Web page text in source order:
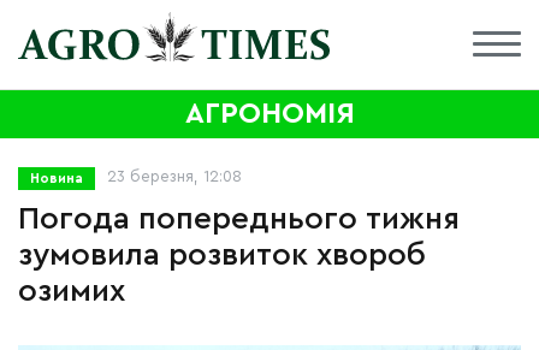
АГРОНОМІЯ
Новина 23 березня, 12:08
Погода попереднього тижня
зумовила розвиток хвороб
озимих